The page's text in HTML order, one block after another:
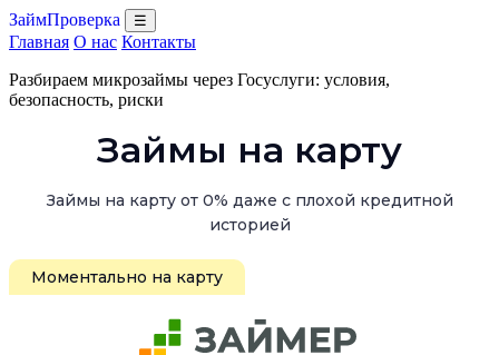
ЗаймПроверка ☰
Главная О нас Контакты
Разбираем микрозаймы через Госуслуги: условия,
безопасность, риски
Займы на карту
Займы на карту от 0% даже с плохой кредитной
историей
Моментально на карту